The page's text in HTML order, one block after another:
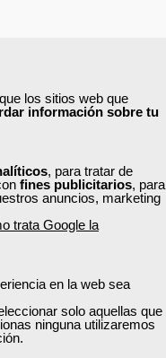
que los sitios web que
información sobre tu
, para tratar de
fines publicitarios, para
anuncios, marketing
trata Google la
en la web sea
solo aquellas que
ninguna utilizaremos